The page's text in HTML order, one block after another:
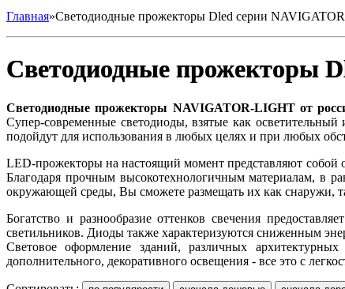
Главная»Светодиодные прожекторы Dled серии
Светодиодные прожекторы
Светодиодные прожекторы NAVIGATOR-LIGHT от
Супер-современные светодиоды, взятые как
подойдут для использования в любых целях и при любых
LED-прожекторы на настоящий момент представляют собой
Благодаря прочным высокотехнологичным материалам, в
окружающей среды, Вы сможете размещать их как снаружи,
Богатство и разнообразие оттенков свечения
светильников. Диоды также характеризуются сниженным
Световое оформление зданий, различных
дополнительного, декоративного освещения - все это с